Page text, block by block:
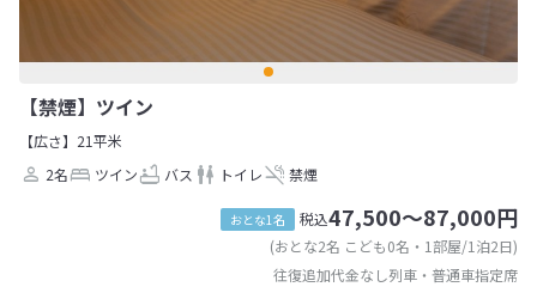
【禁煙】ツイン
【広さ】21平米
2名
ツイン バス トイレ 禁煙
おとな1名 税込47,500～87,000円
(おとな2名 こども0名・1部屋/1泊2日)
往復追加代金なし列車・普通車指定席